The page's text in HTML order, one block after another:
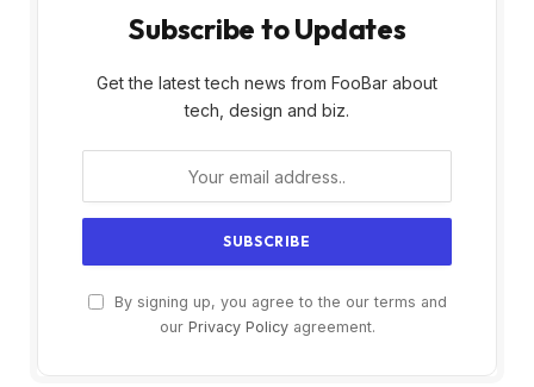
Subscribe to Updates
Get the latest tech news from FooBar about
tech, design and biz.
By signing up, you agree to the our terms and
our Privacy Policyagreement.